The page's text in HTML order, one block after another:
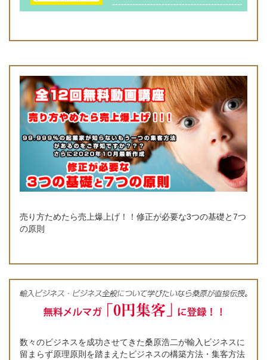
売り方ためたら売上爆上げ！！修正が必要な3つの基礎と7つ
の原則
数々のビジネスを成功させてきた桑原浩二が輸入ビジネスに
留まらず原理原則を踏まえたビジネスの構築方法・集客方法